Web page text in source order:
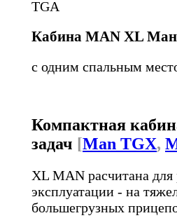
Кабина MAN XL
с одним спальным
Компактная
задач [Man TGX,
XL MAN расчитана
эксплуатации - на
большегрузных